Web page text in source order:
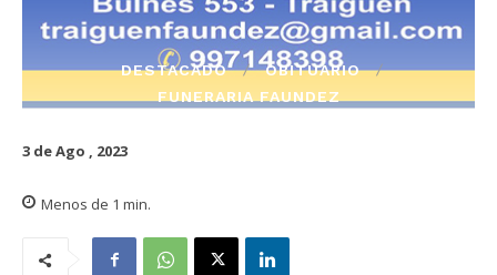
DESTACADO
OBITUARIO
FUNERARIA FAUNDEZ
3 de Ago , 2023
Menos de 1 min.